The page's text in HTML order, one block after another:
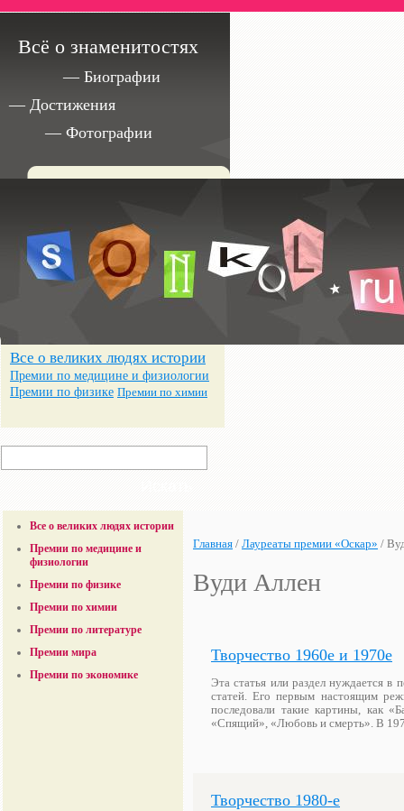
Всё о знаменитостях
— Биографии
— Достижения
— Фотографии
Все о великих людях истории
Премии по медицине и физиологии
Премии по физике Премии по химии
Все о великих людях истории
Премии по медицине и
физиологии
Премии по физике
Премии по химии
Премии по литературе
Премии мира
Премии по экономике
Главная / Лауреаты премии «Оскар» /
Вуди Аллен
Творчество 1960е и 1970е
Эта статья или раздел нуждается в
статей. Его первым настоящим
последовали такие картины, как
«Спящий», «Любовь и смерть». В
Творчество 1980-е